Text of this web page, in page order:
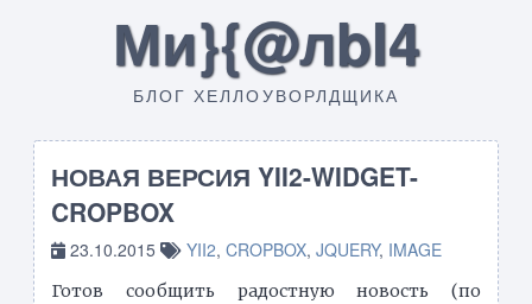
Ми}{@лbI4
БЛОГ ХЕЛЛОУВОРЛДЩИКА
НОВАЯ ВЕРСИЯ YII2-WIDGET-
CROPBOX
23.10.2015 YII2, CROPBOX, JQUERY, IMAGE
Готов сообщить радостную новость (по